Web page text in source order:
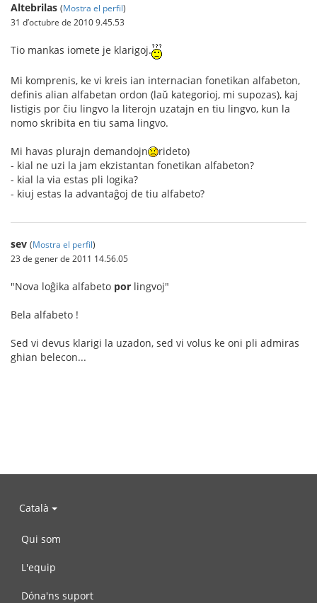
Altebrilas (Mostra el perfil)
31 d’octubre de 2010 9.45.53
Tio mankas iomete je klarigoj.
Mi komprenis, ke vi kreis ian internacian fonetikan alfabeton,
definis alian alfabetan ordon (laŭ kategorioj, mi supozas), kaj
listigis por ĉiu lingvo la literojn uzatajn en tiu lingvo, kun la
nomo skribita en tiu sama lingvo.
Mi havas plurajn demandojn
rideto)
- kial ne uzi la jam ekzistantan fonetikan alfabeton?
- kial la via estas pli logika?
- kiuj estas la advantaĝoj de tiu alfabeto?
sev (Mostra el perfil)
23 de gener de 2011 14.56.05
"Nova loĝika alfabeto por lingvoj"
Bela alfabeto !
Sed vi devus klarigi la uzadon, sed vi volus ke oni pli admiras
ghian belecon...
Català
Qui som
L'equip
Dóna'ns suport